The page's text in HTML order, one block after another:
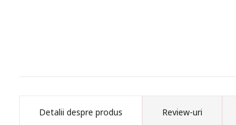
Detalii despre produs Review-uri